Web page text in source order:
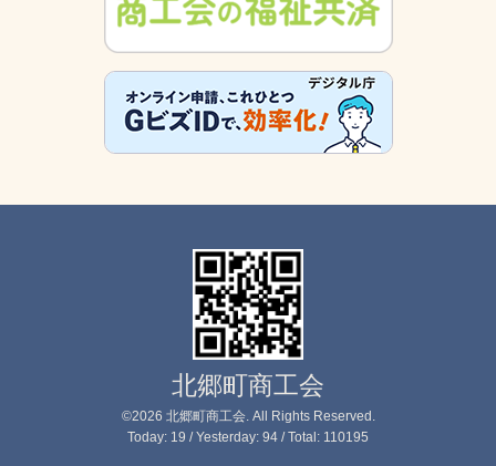
北郷町商工会
©2026 北郷町商工会. All Rights Reserved.
Today: 19 / Yesterday: 94 / Total: 110195